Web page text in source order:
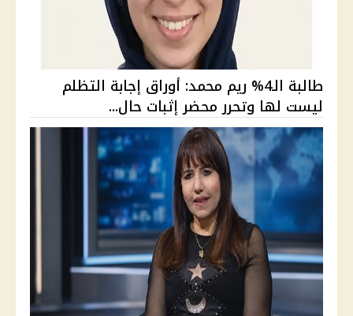
طالبة الـ4% ريم محمد: أوراق إجابة التظلم
ليست لها وتحرر محضر إثبات حال...